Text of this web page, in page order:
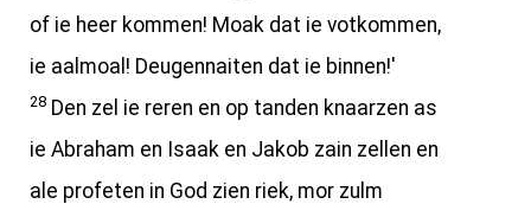
of ie heer kommen! Moak dat ie votkommen,
ie aalmoal! Deugennaiten dat ie binnen!'
28 Den zel ie reren en op tanden knaarzen as
ie Abraham en Isaak en Jakob zain zellen en
ale profeten in God zien riek, mor zulm